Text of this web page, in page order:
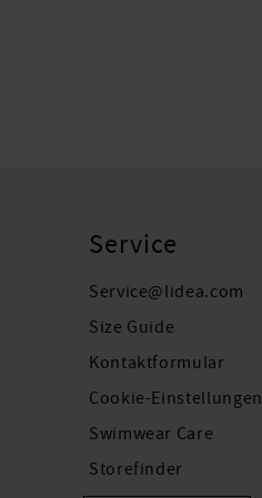
Service
Service@lidea.com
Size Guide
Kontaktformular
Cookie-Einstellungen
Swimwear Care
Storefinder